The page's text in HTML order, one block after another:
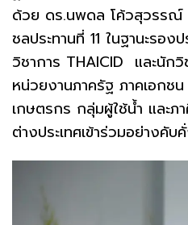
ด้วย ดร.นพดล โค้วสุวรรณ์
ชลประทานที่ 11 ในฐานะรอง
วิชาการ THAICID และนัก
หน่วยงานภาครัฐ ภาคเอกช
เกษตรกร กลุ่มผู้ใช้น้ำ และภ
ต่างประเทศเข้าร่วมอย่างคับ